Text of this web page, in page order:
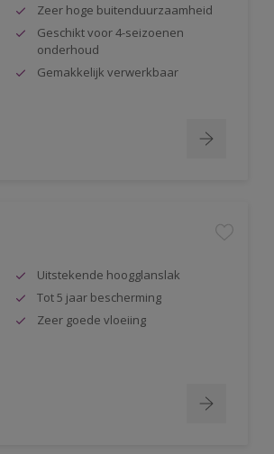
Zeer hoge buitenduurzaamheid
Geschikt voor 4-seizoenen
onderhoud
Gemakkelijk verwerkbaar
Uitstekende hoogglanslak
Tot 5 jaar bescherming
Zeer goede vloeiing